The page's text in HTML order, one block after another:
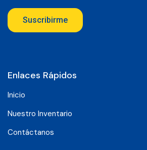
Suscribirme
Enlaces Rápidos
Inicio
Nuestro Inventario
Contáctanos